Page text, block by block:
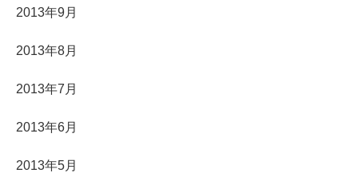
2013年9月
2013年8月
2013年7月
2013年6月
2013年5月